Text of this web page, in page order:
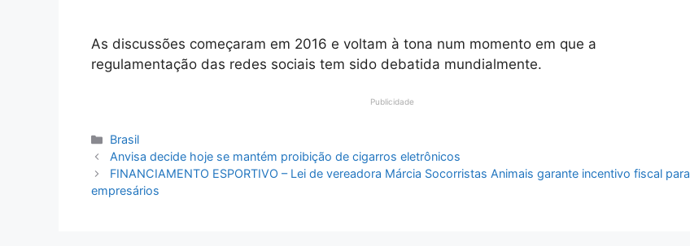
As discussões começaram em 2016 e voltam à tona num momento em que a
regulamentação das redes sociais tem sido debatida mundialmente.
Publicidade
Categorias
Brasil
Anvisa decide hoje se mantém proibição de cigarros eletrônicos
FINANCIAMENTO ESPORTIVO – Lei de vereadora Márcia Socorristas Animais garante incentivo fiscal para
empresários